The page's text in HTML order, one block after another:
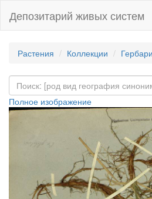
Депозитарий живых систем
Растения Коллекции
Полное изображение